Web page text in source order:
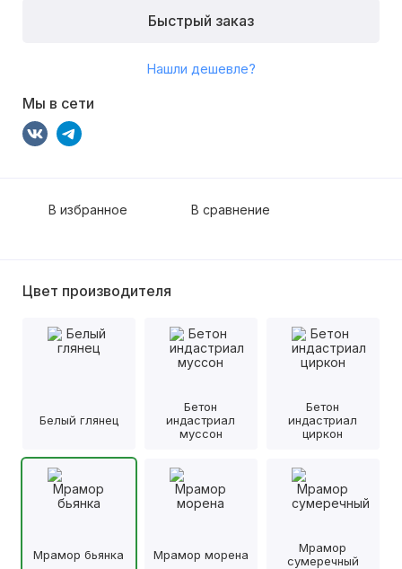
Быстрый заказ
Нашли дешевле?
Мы в сети
В избранное В сравнение
Цвет производителя
Белый глянец
Бетон
индастриал
муссон
Бетон
индастриал
циркон
Мрамор бьянка Мрамор морена
Мрамор
сумеречный